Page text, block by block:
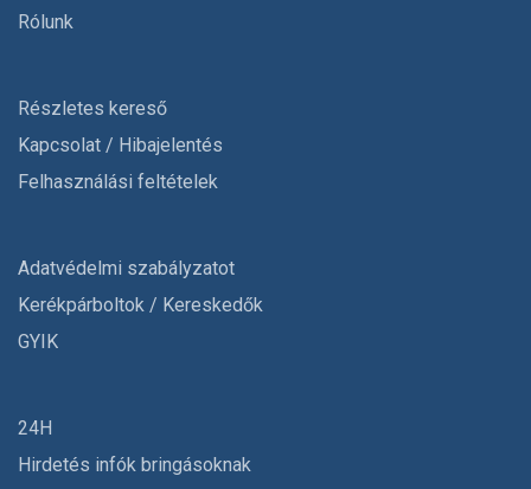
Rólunk
Részletes kereső
Kapcsolat / Hibajelentés
Felhasználási feltételek
Adatvédelmi szabályzatot
Kerékpárboltok / Kereskedők
GYIK
24H
Hirdetés infók bringásoknak